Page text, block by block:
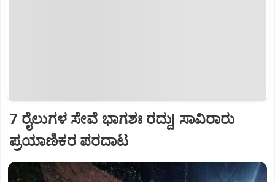
7 ರೈಲುಗಳ ಸೇವೆ ಭಾಗಶಃ ರದ್ದು| ಸಾವಿರಾರು
ಪ್ರಯಾಣಿಕರ ಪರದಾಟ